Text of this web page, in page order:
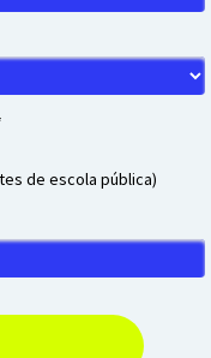
de escola pública)